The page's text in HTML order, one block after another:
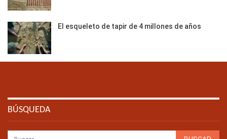
El esqueleto de tapir de 4 millones de años
BÚSQUEDA